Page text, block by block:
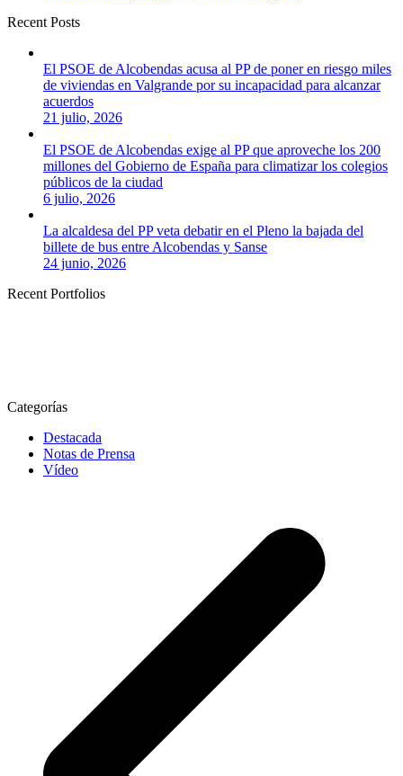
Recent Posts
El PSOE de Alcobendas acusa al PP de poner en riesgo miles
de viviendas en Valgrande por su incapacidad para alcanzar
acuerdos
21 julio, 2026
El PSOE de Alcobendas exige al PP que aproveche los 200
millones del Gobierno de España para climatizar los colegios
públicos de la ciudad
6 julio, 2026
La alcaldesa del PP veta debatir en el Pleno la bajada del
billete de bus entre Alcobendas y Sanse
24 junio, 2026
Recent Portfolios
Categorías
Destacada
Notas de Prensa
Vídeo